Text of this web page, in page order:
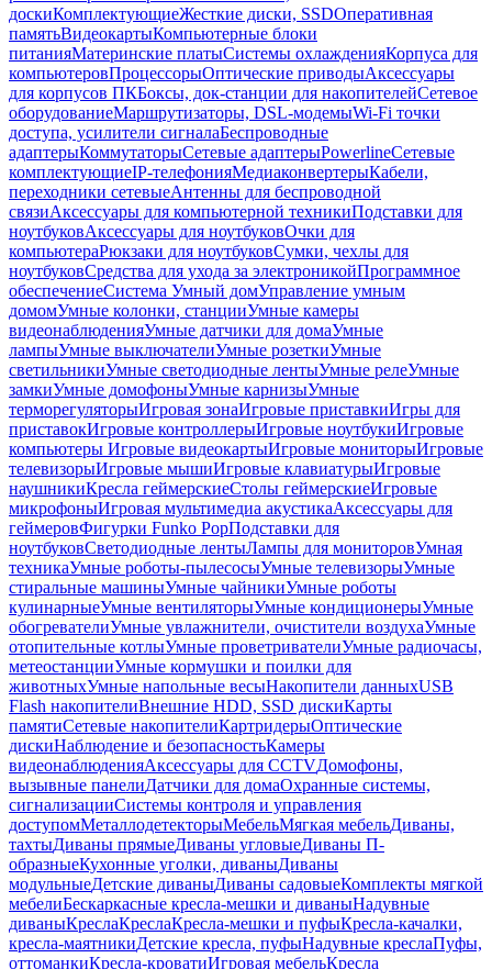
доскиКомплектующиеЖесткие диски, SSDОперативная
памятьВидеокартыКомпьютерные блоки
питанияМатеринские платыСистемы охлажденияКорпуса для
компьютеровПроцессорыОптические приводыАксессуары
для корпусов ПКБоксы, док-станции для накопителейСетевое
оборудованиеМаршрутизаторы, DSL-модемыWi-Fi точки
доступа, усилители сигналаБеспроводные
адаптерыКоммутаторыСетевые адаптерыPowerlineСетевые
комплектующиеIP-телефонияМедиаконвертерыКабели,
переходники сетевыеАнтенны для беспроводной
связиАксессуары для компьютерной техникиПодставки для
ноутбуковАксессуары для ноутбуковОчки для
компьютераРюкзаки для ноутбуковСумки, чехлы для
ноутбуковСредства для ухода за электроникойПрограммное
обеспечениеСистема Умный домУправление умным
домомУмные колонки, станцииУмные камеры
видеонаблюденияУмные датчики для домаУмные
лампыУмные выключателиУмные розеткиУмные
светильникиУмные светодиодные лентыУмные релеУмные
замкиУмные домофоныУмные карнизыУмные
терморегуляторыИгровая зонаИгровые приставкиИгры для
приставокИгровые контроллерыИгровые ноутбукиИгровые
компьютеры Игровые видеокартыИгровые мониторыИгровые
телевизорыИгровые мышиИгровые клавиатурыИгровые
наушникиКресла геймерскиеСтолы геймерскиеИгровые
микрофоныИгровая мультимедиа акустикаАксессуары для
геймеровФигурки Funko PopПодставки для
ноутбуковСветодиодные лентыЛампы для мониторовУмная
техникаУмные роботы-пылесосыУмные телевизорыУмные
стиральные машиныУмные чайникиУмные роботы
кулинарныеУмные вентиляторыУмные кондиционерыУмные
обогревателиУмные увлажнители, очистители воздухаУмные
отопительные котлыУмные проветривателиУмные радиочасы,
метеостанцииУмные кормушки и поилки для
животныхУмные напольные весыНакопители данныхUSB
Flash накопителиВнешние HDD, SSD дискиКарты
памятиСетевые накопителиКартридерыОптические
дискиНаблюдение и безопасностьКамеры
видеонаблюденияАксессуары для CCTVДомофоны,
вызывные панелиДатчики для домаОхранные системы,
сигнализацииСистемы контроля и управления
доступомМеталлодетекторыМебельМягкая мебельДиваны,
тахтыДиваны прямыеДиваны угловыеДиваны П-
образныеКухонные уголки, диваныДиваны
модульныеДетские диваныДиваны садовыеКомплекты мягкой
мебелиБескаркасные кресла-мешки и диваныНадувные
диваныКреслаКреслаКресла-мешки и пуфыКресла-качалки,
кресла-маятникиДетские кресла, пуфыНадувные креслаПуфы,
оттоманкиКресла-кроватиИгровая мебельКресла